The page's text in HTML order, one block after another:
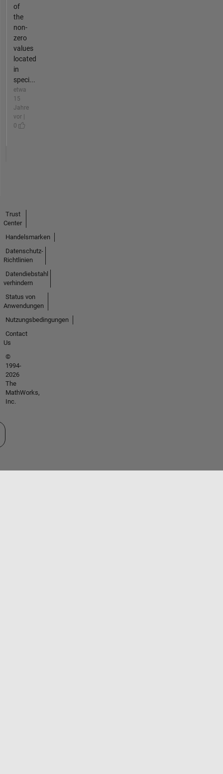
of
the
non-
zero
values
located
in
speci...
etwa
15
Jahre
vor |
0
Trust
Center
Handelsmarken
Datenschutz-
Richtlinien
Datendiebstahl
verhindern
Status von
Anwendungen
Nutzungsbedingungen
Contact
Us
©
1994-
2026
The
MathWorks,
Inc.